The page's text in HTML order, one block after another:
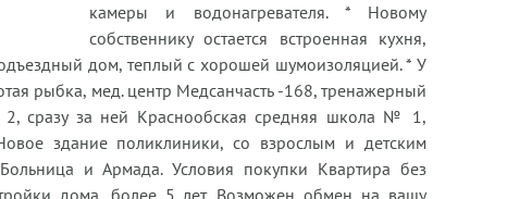
камеры и водонагревателя. * Новому
собственнику остается встроенная кухня,
дом, теплый с хорошей шумоизоляцией. * У
рыбка, мед. центр Медсанчасть -168, тренажерный
сразу за ней Краснообская средняя школа № 1,
здание поликлиники, со взрослым и детским
и Армада. Условия покупки Квартира без
дома, более 5 лет. Возможен обмен на вашу